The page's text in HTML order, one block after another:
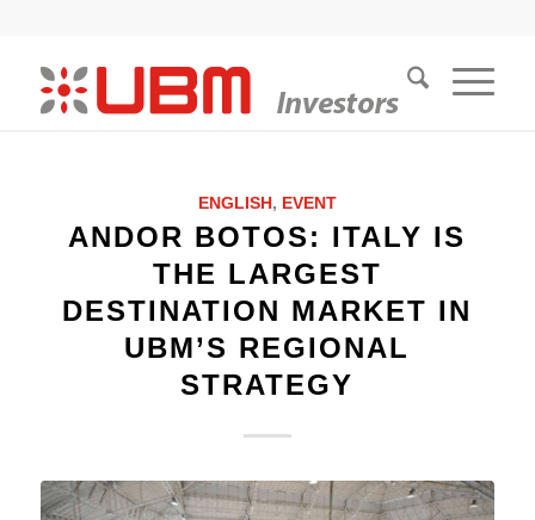
ENGLISH , EVENT
ANDOR BOTOS: ITALY IS
THE LARGEST
DESTINATION MARKET IN
UBM’S REGIONAL
STRATEGY